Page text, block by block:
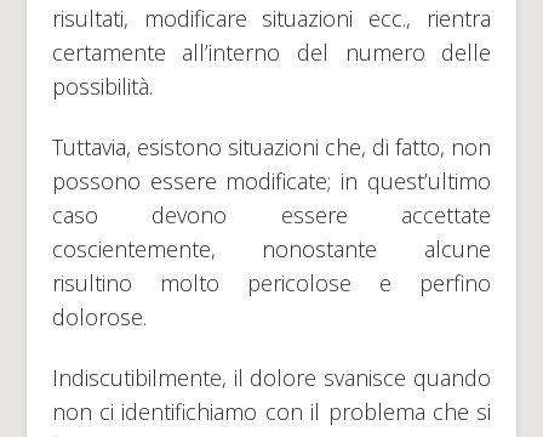
risultati, modificare situazioni ecc., rientra
certamente all’interno del numero delle
possibilità.
Tuttavia, esistono situazioni che, di fatto, non
possono essere modificate; in quest’ultimo
caso devono essere accettate
coscientemente, nonostante alcune
risultino molto pericolose e perfino
dolorose.
Indiscutibilmente, il dolore svanisce quando
non ci identifichiamo con il problema che si